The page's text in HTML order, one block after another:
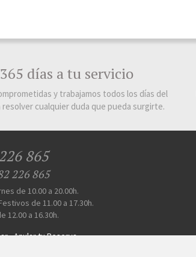
365 días a tu servicio
y trabajamos todos los días del
resolver cualquier duda que pueda surgirte.
865
226 865
de 10.00 a 20.00h.
de 11.00 a 17.30h.
12.00 a 16.30h.
-Anular tu Reserva